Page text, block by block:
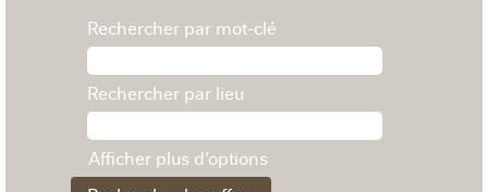
Rechercher par mot-clé
Rechercher par lieu
Afficher plus d’options